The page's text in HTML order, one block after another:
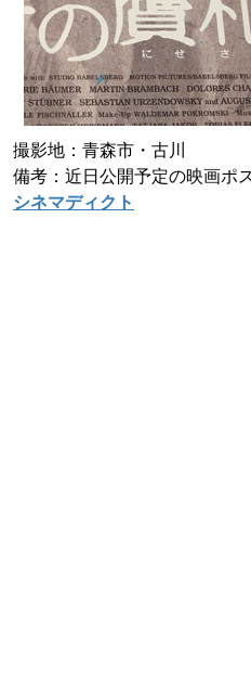
撮影地：青森市・古川
備考：近日公開予定の映画ポ
シネマディクト